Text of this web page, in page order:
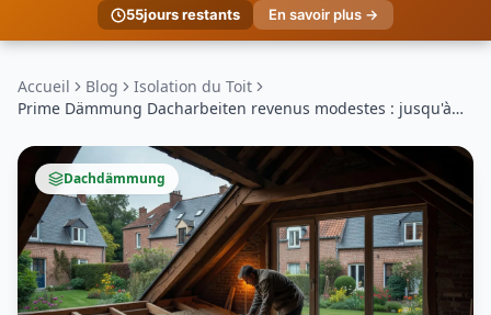
55jours restants En savoir plus →
Accueil Blog
Isolation du Toit
Prime Dämmung Dacharbeiten revenus modestes : jusqu'à
Dachdämmung